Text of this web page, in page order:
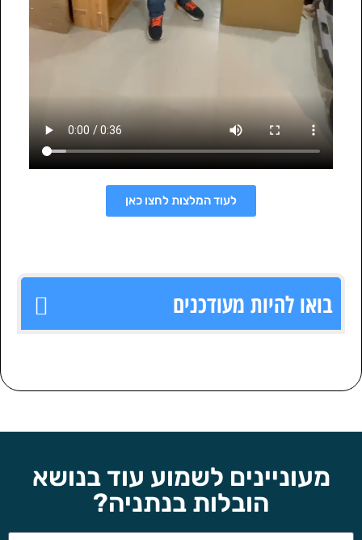
לעוד המלצות לחצו כאן
בואו להיות מעודכנים
מעוניינים לשמוע עוד בנושא
הובלות בנתניה?